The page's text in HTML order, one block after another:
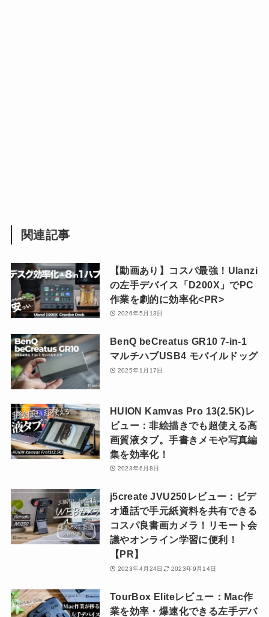
関連記事
【動画あり】コスパ最強！Ulanzi
の左手デバイス「D200X」でPC
作業を劇的に効率化<PR>
2026年5月13日
BenQ beCreatus GR10 7-in-1
マルチハブUSB4 モバイルドッグ
2025年1月17日
HUION Kamvas Pro 13(2.5K)レ
ビュー：非絵描きでも超使える高
画質液タブ。手書きメモや写真編
集を効率化！
2023年6月8日
j5create JVU250レビュー：ビデ
オ通話で手元紙資料を共有できる
コスパ良書画カメラ！リモート会
議やオンライン学習に便利！
【PR】
2023年4月24日 2023年9月14日
TourBox Eliteレビュー：Mac作
業を効率・爆速化できる左手デバ